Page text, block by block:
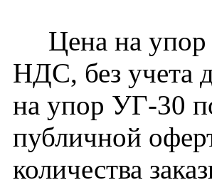
Цена на упор
НДС, без учета
на упор УГ-30
публичной
количества